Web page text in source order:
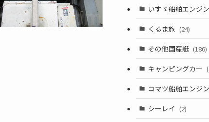
いすゞ船舶エンジン
くるま旅 (24)
その他国産艇 (186)
キャンピングカー
コマツ船舶エンジン
シーレイ (2)